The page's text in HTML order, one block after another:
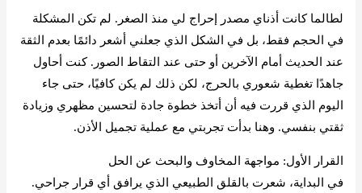
لطالما كانت أذناي مصدر إحراج لي منذ الصغر. لم تكن المشكلة
في الحجم فقط، بل في الشكل الذي جعلني أشعر دائمًا بعدم الثقة
عند الحديث أمام الآخرين أو حتى عند التقاط الصور. كنت أحاول
جاهدًا تغطية شعوري بالحرج، لكن ذلك لم يكن كافيًا، حتى جاء
اليوم الذي قررت فيه أن أتخذ خطوة جادة لتحسين مظهري وزيادة
ثقتي بنفسي. وهنا بدأت تجربتي مع عملية تجميل الأذن.
القرار الأول: مواجهة المخاوف والبحث عن الحل
في البداية، شعرت بالقلق الطبيعي الذي يرافق أي قرار جراحي.